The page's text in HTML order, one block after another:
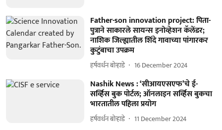
Father-son innovation project: पिता-
पुत्राने साकारले सायन्स इनोव्हेशन कॅलेंडर;
नाशिक जिल्ह्यातील शिंदे गावाच्या पांगारकर
कुटुंबाचा उपक्रम
हर्षवर्धन बोऱ्हाडे 16 December 2024
Nashik News : ‘सीआयएसएफ’चे ई-
सर्व्हिस बुक पोर्टल; ऑनलाइन सर्व्हिस बुकचा
भारतातील पहिला प्रयोग
हर्षवर्धन बोऱ्हाडे 11 December 2024